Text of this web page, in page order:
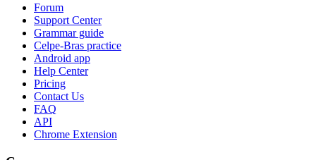
Forum
Support Center
Grammar guide
Celpe-Bras practice
Android app
Help Center
Pricing
Contact Us
FAQ
API
Chrome Extension